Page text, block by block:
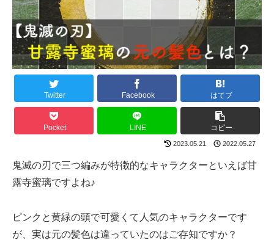
Twitter Facebook はてブ
Pocket LINE コピー
2023.05.21 2022.05.27
鬼滅の刃で三つ編みが特徴的なキャラクターといえば甘
露寺蜜璃ですよね♪
ピンクと黄緑の頭で可愛くて人気のキャラクターです
が、実は元の髪色は違っていたのはご存知ですか？